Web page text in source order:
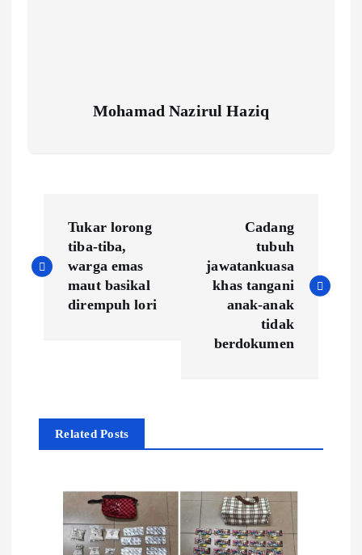
Mohamad Nazirul Haziq
o
a
v
Tukar lorong
tiba-tiba,
warga emas
maut basikal
dirempuh lori
Cadang
tubuh
jawatankuasa
khas tangani
anak-anak
tidak
berdokumen
Related Posts